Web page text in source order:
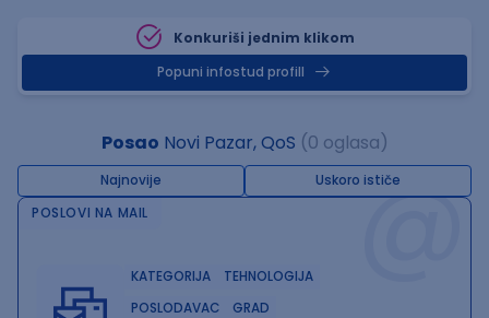
Konkuriši jednim klikom
Popuni infostud profill
Posao Novi Pazar, QoS (0 oglasa)
Najnovije Uskoro ističe@
POSLOVI NA MAIL
KATEGORIJA
TEHNOLOGIJA
POSLODAVAC
GRAD